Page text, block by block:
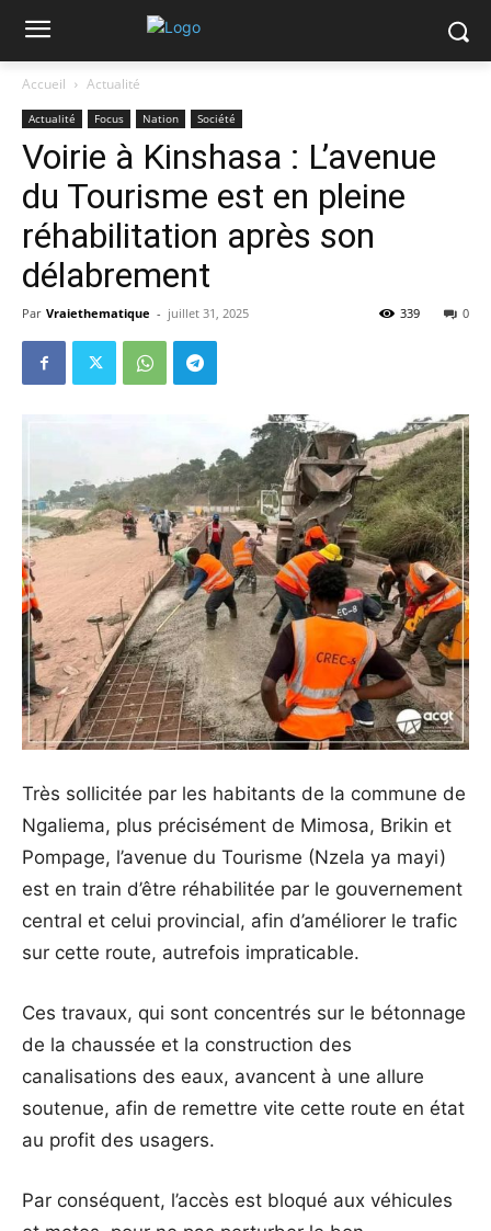
Accueil Actualité
Actualité Focus Nation Société
Voirie à Kinshasa : L’avenue
du Tourisme est en pleine
réhabilitation après son
délabrement
Par Vraiethematique - juillet 31, 2025 0
339
Très sollicitée par les habitants de la commune de
Ngaliema, plus précisément de Mimosa, Brikin et
Pompage, l’avenue du Tourisme (Nzela ya mayi)
est en train d’être réhabilitée par le gouvernement
central et celui provincial, afin d’améliorer le trafic
sur cette route, autrefois impraticable.
Ces travaux, qui sont concentrés sur le bétonnage
de la chaussée et la construction des
canalisations des eaux, avancent à une allure
soutenue, afin de remettre vite cette route en état
au profit des usagers.
Par conséquent, l’accès est bloqué aux véhicules